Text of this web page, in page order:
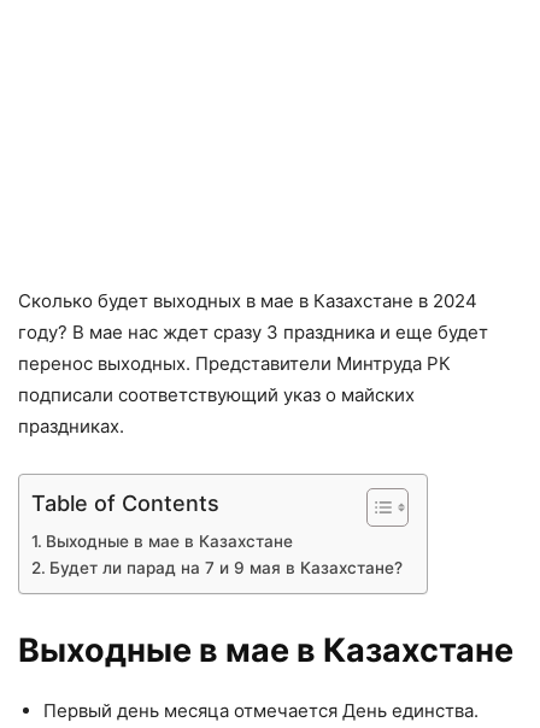
Сколько будет выходных в мае в Казахстане в 2024
году? В мае нас ждет сразу 3 праздника и еще будет
перенос выходных. Представители Минтруда РК
подписали соответствующий указ о майских
праздниках.
Table of Contents
Выходные в мае в Казахстане
Будет ли парад на 7 и 9 мая в Казахстане?
Выходные в мае в Казахстане
Первый день месяца отмечается День единства.